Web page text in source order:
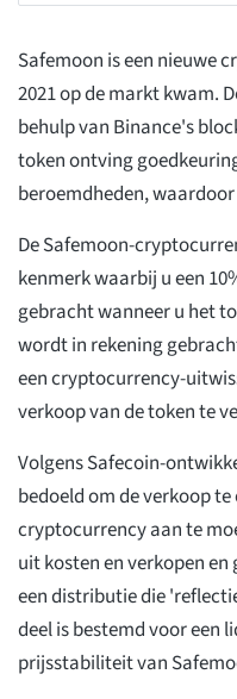
Safemoon is een nieuwe
2021 op de markt kwam.
behulp van Binance's
token ontving
beroemdheden,
De Safemoon-
kenmerk waarbij u een
gebracht wanneer u het
wordt in rekening
een cryptocurrency-
verkoop van de token te
Volgens Safecoin-
bedoeld om de verkoop
cryptocurrency aan te
uit kosten en verkopen en
een distributie die
deel is bestemd voor een
prijsstabiliteit van